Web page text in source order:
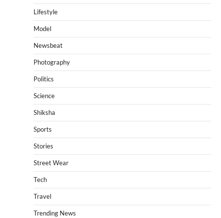
Lifestyle
Model
Newsbeat
Photography
Politics
Science
Shiksha
Sports
Stories
Street Wear
Tech
Travel
Trending News